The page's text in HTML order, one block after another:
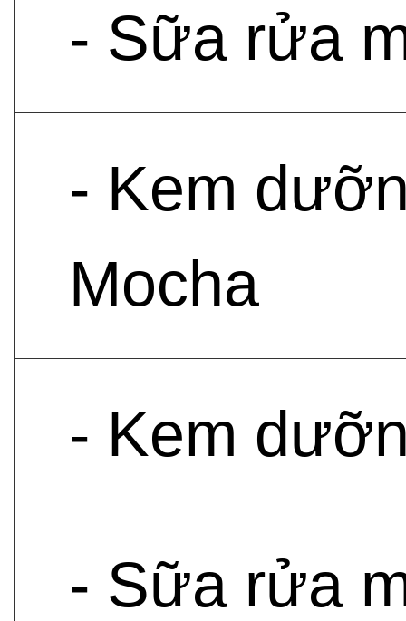
- Sữa rửa
- Kem
Mocha
- Kem
- Sữa rửa